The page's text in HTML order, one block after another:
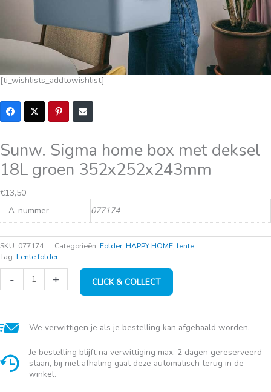
[ti_wishlists_addtowishlist]
Sunw. Sigma home box met deksel
18L groen 352x252x243mm
€13,50
A-nummer
077174
SKU: 077174 Categorieën: Folder, HAPPY HOME, lente
Tag: Lente folder
-
Sunw.
Sigma
deksel
352x252x243mm
aantal
+ CLICK & COLLECT
We verwittigen je als je bestelling kan afgehaald worden.
Je bestelling blijft na verwittiging max. 2 dagen gereserveerd
staan, bij niet afhaling gaat deze automatisch terug in de
winkel.